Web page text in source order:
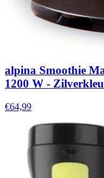
alpina Smoothie
1200 W -
€64,99